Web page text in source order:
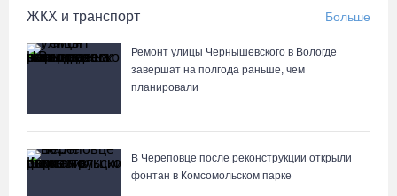
ЖКХ и транспорт Больше
Ремонт улицы Чернышевского в Вологде
завершат на полгода раньше, чем
планировали
В Череповце после реконструкции открыли
фонтан в Комсомольском парке